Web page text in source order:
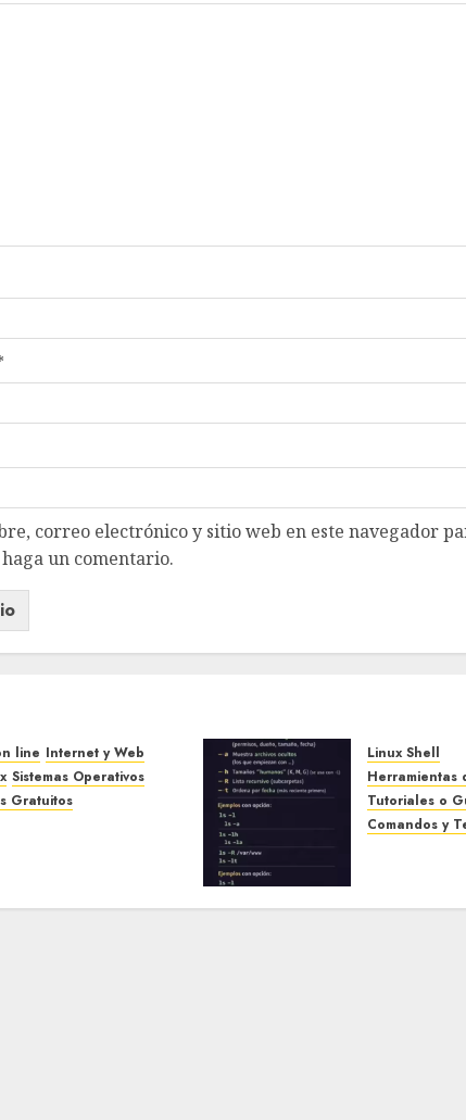
correo electrónico y sitio web en este navegador
un comentario.
line Internet y Web
Sistemas Operativos
Gratuitos
Linux Shell
Herramientas
Tutoriales o
Comandos y